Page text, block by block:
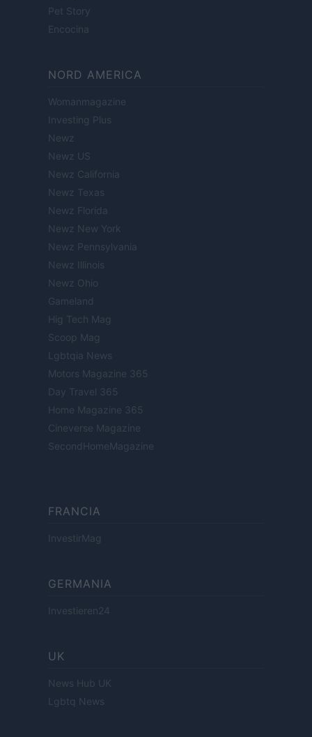
Pet Story
Encocina
NORD AMERICA
Womanmagazine
Investing Plus
Newz
Newz US
Newz California
Newz Texas
Newz Florida
Newz New York
Newz Pennsylvania
Newz Illinois
Newz Ohio
Gameland
Hig Tech Mag
Scoop Mag
Lgbtqia News
Motors Magazine 365
Day Travel 365
Home Magazine 365
Cineverse Magazine
SecondHomeMagazine
FRANCIA
InvestirMag
GERMANIA
Investieren24
UK
News Hub UK
Lgbtq News